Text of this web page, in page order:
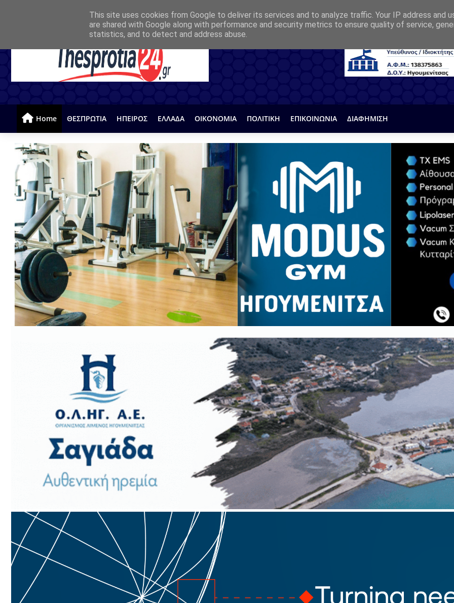
Home ΘΕΣΠΡΩΤΙΑ ΗΠΕΙΡΟΣ ΕΛΛΑΔΑ ΟΙΚΟΝΟΜΙΑ ΠΟΛΙΤΙΚΗ ΕΠΙΚΟΙΝΩΝΙΑ ΔΙΑΦΗΜΙΣΗ
This site uses cookies from Google to deliver its services and to analyze traffic. Your IP address and
are shared with Google along with performance and security metrics to ensure quality of service,
statistics, and to detect and address abuse.